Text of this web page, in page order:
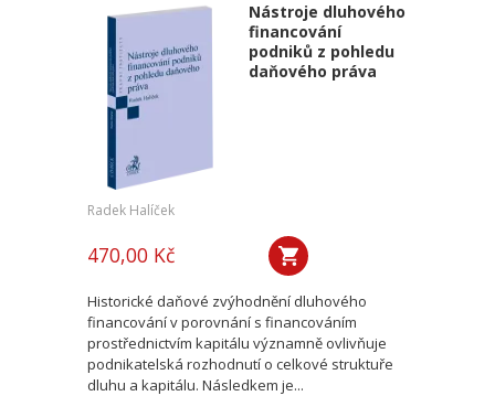
Nástroje dluhového
financování
podniků z pohledu
daňového práva
Radek Halíček
470,00 Kč
Historické daňové zvýhodnění dluhového
financování v porovnání s financováním
prostřednictvím kapitálu významně ovlivňuje
podnikatelská rozhodnutí o celkové struktuře
dluhu a kapitálu. Následkem je...